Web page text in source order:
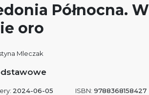
Północna. W
oro
Mleczak
2024-06-05
ISBN: 9788368158427